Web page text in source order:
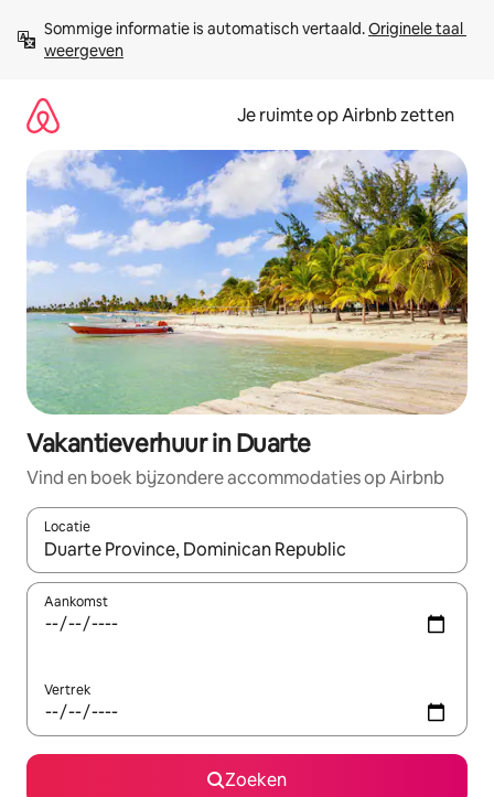
direct
naar
Sommige informatie is automatisch vertaald. Originele taal
weergeven
Je ruimte op Airbnb zetten
Vakantieverhuur in Duarte
Vind en boek bijzondere accommodaties op Airbnb
Locatie
Wanneer er suggesties beschikbaar zijn, maak je een keuze
Aankomst
Vertrek
Zoeken